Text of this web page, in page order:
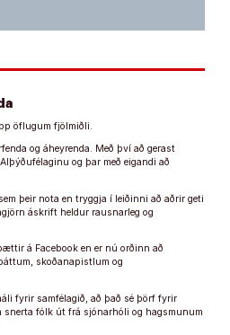
öflugum fjölmiðli.
og áheyrenda. Með því að gerast
og þar með eigandi að
þeir nota en tryggja í leiðinni að aðrir geti
áskrift heldur rausnarleg og
á Facebook en er nú orðinn að
skoðanapistlum og
fyrir samfélagið, að það sé þörf fyrir
fólk út frá sjónarhóli og hagsmunum